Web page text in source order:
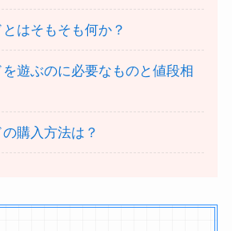
はそもそも何か？
遊ぶのに必要なものと値段相
購入方法は？